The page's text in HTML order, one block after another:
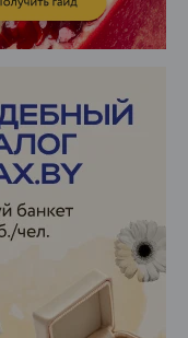
РЕКЛАМА НА САЙТЕ